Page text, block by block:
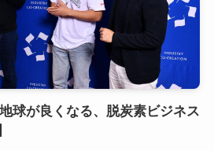
球が良くなる、脱炭素ビジネス